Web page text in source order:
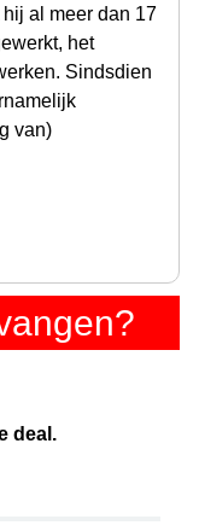
al meer dan 17
het
Sindsdien
van)
deal.